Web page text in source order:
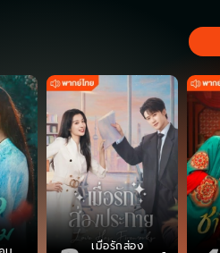
เมื่อรักส่อง